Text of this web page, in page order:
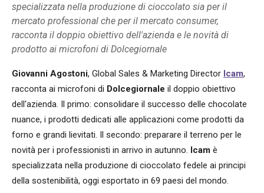
specializzata nella produzione di cioccolato sia per il
mercato professional che per il mercato consumer,
racconta il doppio obiettivo dell'azienda e le novità di
prodotto ai microfoni di Dolcegiornale
Giovanni Agostoni, Global Sales & Marketing Director Icam,
racconta ai microfoni di Dolcegiornale il doppio obiettivo
dell'azienda. Il primo: consolidare il successo delle chocolate
nuance, i prodotti dedicati alle applicazioni come prodotti da
forno e grandi lievitati. Il secondo: preparare il terreno per le
novità per i professionisti in arrivo in autunno. Icam è
specializzata nella produzione di cioccolato fedele ai principi
della sostenibilità, oggi esportato in 69 paesi del mondo.